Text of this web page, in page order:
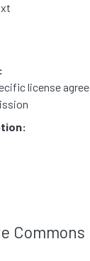
license
Commons